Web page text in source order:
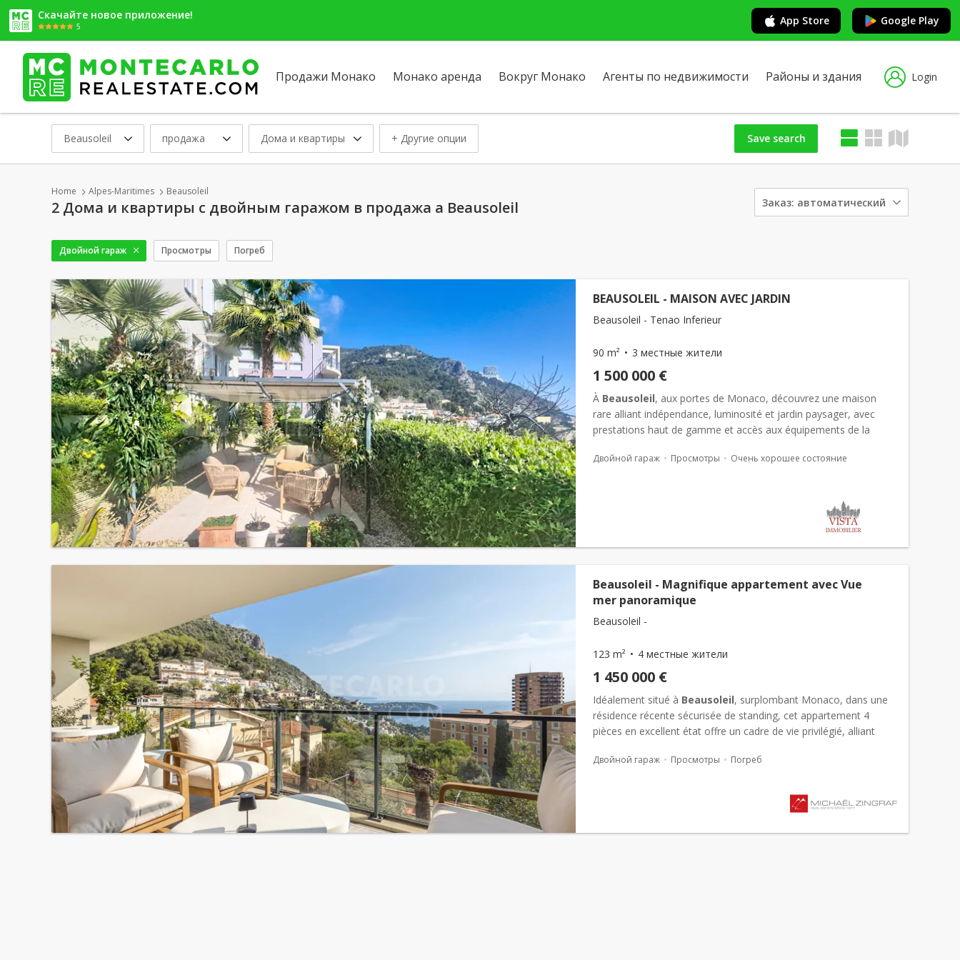
Скачайте новое приложение!
5 App Store Google Play
Продажи Монако Монако аренда Вокруг Монако Агенты по недвижимости Районы и здания Login
Beausoleil продажа Дома и квартиры + Другие опции
Заказ: автоматический
Save search
Home Alpes-Maritimes Beausoleil
2 Дома и квартиры с двойным гаражом в продажа a Beausoleil
Двойной гараж Просмотры Погреб
BEAUSOLEIL - MAISON AVEC JARDIN
Beausoleil - Tenao Inferieur
90 m² 3 местные жители
1 500 000 €
À Beausoleil, aux portes de Monaco, découvrez une maison
rare alliant indépendance, luminosité et jardin paysager, avec
prestations haut de gamme et accès aux équipements de la
Двойной гараж Просмотры Очень хорошее состояние
Beausoleil - Magnifique appartement avec Vue
mer panoramique
Beausoleil -
123 m² 4 местные жители
1 450 000 €
Idéalement situé à Beausoleil, surplombant Monaco, dans une
résidence récente sécurisée de standing, cet appartement 4
pièces en excellent état offre un cadre de vie privilégié, alliant
Двойной гараж Просмотры Погреб